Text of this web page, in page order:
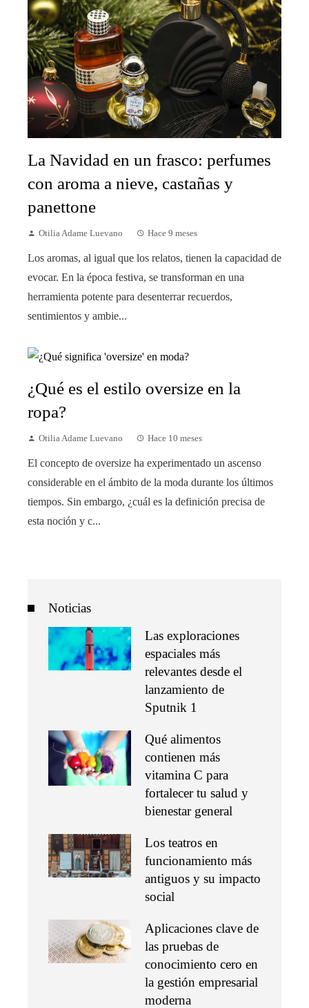
La Navidad en un frasco: perfumes
con aroma a nieve, castañas y
panettone
Otilia Adame Luevano Hace 9 meses
Los aromas, al igual que los relatos, tienen la capacidad de
evocar. En la época festiva, se transforman en una
herramienta potente para desenterrar recuerdos,
sentimientos y ambie...
¿Qué es el estilo oversize en la
ropa?
Otilia Adame Luevano Hace 10 meses
El concepto de oversize ha experimentado un ascenso
considerable en el ámbito de la moda durante los últimos
tiempos. Sin embargo, ¿cuál es la definición precisa de
esta noción y c...
Noticias
Las exploraciones
espaciales más
relevantes desde el
lanzamiento de
Sputnik 1
Qué alimentos
contienen más
vitamina C para
fortalecer tu salud y
bienestar general
Los teatros en
funcionamiento más
antiguos y su impacto
social
Aplicaciones clave de
las pruebas de
conocimiento cero en
la gestión empresarial
moderna